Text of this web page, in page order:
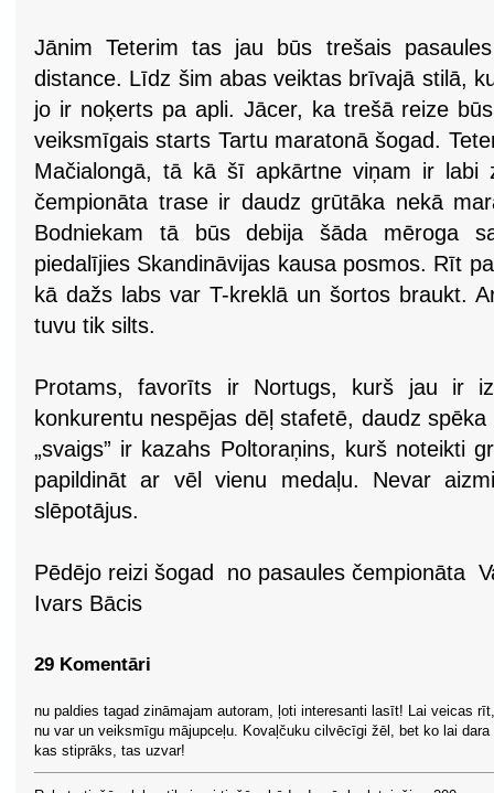
Jānim Teterim tas jau būs trešais
distance. Līdz šim abas veiktas brīvajā stilā,
jo ir noķerts pa apli. Jācer, ka trešā reize
veiksmīgais starts Tartu maratonā šogad.
Mačialongā, tā kā šī apkārtne viņam ir labi
čempionāta trase ir daudz grūtāka nekā
Bodniekam tā būs debija šāda mēroga
piedalījies Skandināvijas kausa posmos. Rīt
kā dažs labs var T-kreklā un šortos braukt.
tuvu tik silts.
Protams, favorīts ir Nortugs, kurš jau ir
konkurentu nespējas dēļ stafetē, daudz
„svaigs” ir kazahs Poltoraņins, kurš noteikti
papildināt ar vēl vienu medaļu. Nevar
slēpotājus.
Pēdējo reizi šogad no pasaules čempionāta
Ivars Bācis
29 Komentāri
nu paldies tagad zināmajam autoram, ļoti interesanti lasīt! Lai veicas
nu var un veiksmīgu mājupceļu. Kovaļčuku cilvēcīgi žēl, bet ko lai dara
kas stiprāks, tas uzvar!